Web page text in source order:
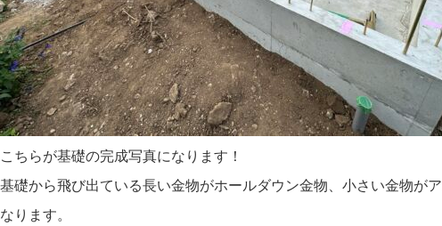
こちらが基礎の完成写真になります！
基礎から飛び出ている長い金物がホールダウン金物、小さい金物が
なります。